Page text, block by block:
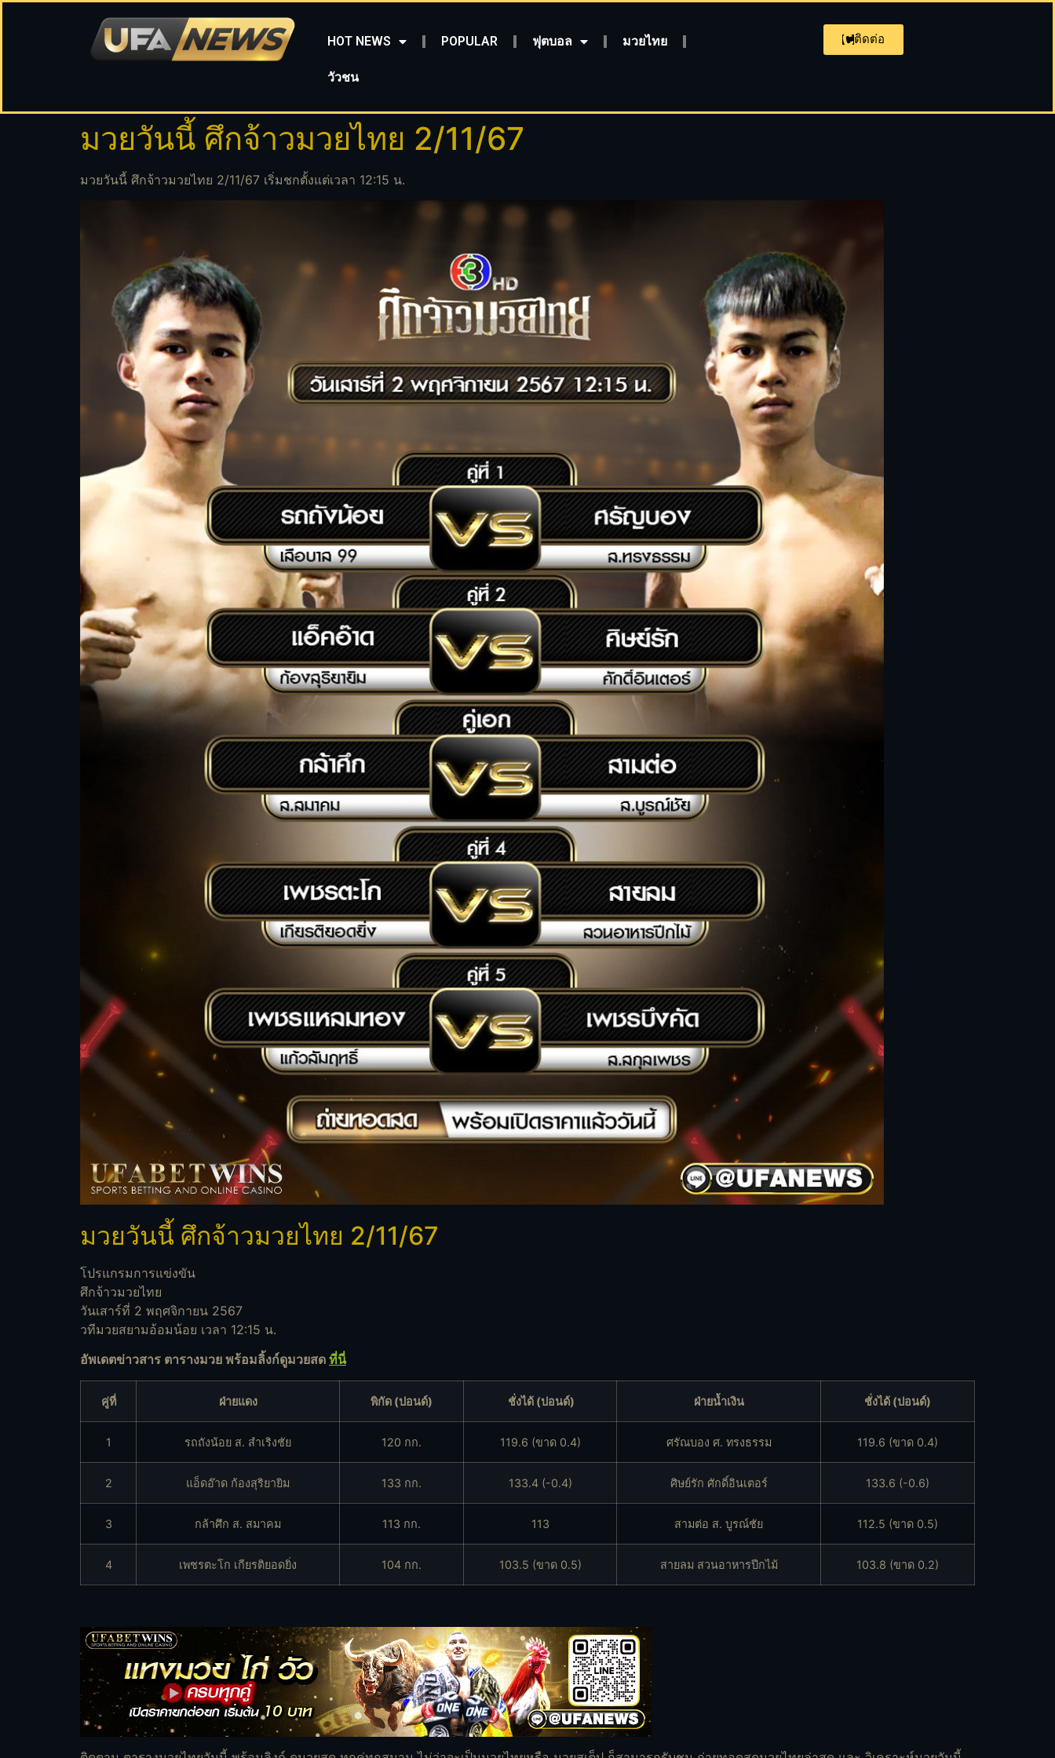
HOT NEWS POPULAR ฟุตบอล มวยไทย
วัวชน
ติดต่อ
มวยวันนี้ ศึกจ้าวมวยไทย 2/11/67
มวยวันนี้ ศึกจ้าวมวยไทย 2/11/67 เริ่มชกตั้งแต่เวลา 12:15 น.
มวยวันนี้ ศึกจ้าวมวยไทย 2/11/67
โปรแกรมการแข่งขัน
ศึกจ้าวมวยไทย
วันเสาร์ที่ 2 พฤศจิกายน 2567
วทีมวยสยามอ้อมน้อย เวลา 12:15 น.
อัพเดตข่าวสาร ตารางมวย พร้อมลิ้งก์ดูมวยสด ที่นี่
คู่ที่ ฝ่ายแดง พิกัด (ปอนด์) ชั่งได้ (ปอนด์) ฝ่ายน้ำเงิน ชั่งได้ (ปอนด์)
1 รถถังน้อย ส. สำเริงชัย 120 กก. 119.6 (ขาด 0.4) ศรัณบอง ศ. ทรงธรรม 119.6 (ขาด 0.4)
2 แอ็ดอ๊าด ก้องสุริยายิม 133 กก. 133.4 (-0.4) ศิษย์รัก ศักดิ์อินเตอร์ 133.6 (-0.6)
3 กล้าศึก ส. สมาคม 113 กก. 113 สามต่อ ส. บูรณ์ชัย 112.5 (ขาด 0.5)
4 เพชรตะโก เกียรติยอดยิ่ง 104 กก. 103.5 (ขาด 0.5) สายลม สวนอาหารปีกไม้ 103.8 (ขาด 0.2)